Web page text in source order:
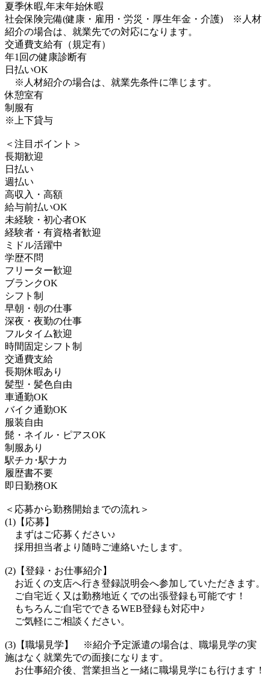
夏季休暇,年末年始休暇
社会保険完備(健康・雇用・労災・厚生年金・介護) ※人材
紹介の場合は、就業先での対応になります。
交通費支給有（規定有）
年1回の健康診断有
日払いOK
※人材紹介の場合は、就業先条件に準じます。
休憩室有
制服有
※上下貸与
＜注目ポイント＞
長期歓迎
日払い
週払い
高収入・高額
給与前払いOK
未経験・初心者OK
経験者・有資格者歓迎
ミドル活躍中
学歴不問
フリーター歓迎
ブランクOK
シフト制
早朝・朝の仕事
深夜・夜勤の仕事
フルタイム歓迎
時間固定シフト制
交通費支給
長期休暇あり
髪型・髪色自由
車通勤OK
バイク通勤OK
服装自由
髭・ネイル・ピアスOK
制服あり
駅チカ･駅ナカ
履歴書不要
即日勤務OK
＜応募から勤務開始までの流れ＞
(1)【応募】
まずはご応募ください♪
採用担当者より随時ご連絡いたします。
(2)【登録・お仕事紹介】
お近くの支店へ行き登録説明会へ参加していただきます。
ご自宅近く又は勤務地近くでの出張登録も可能です！
もちろんご自宅でできるWEB登録も対応中♪
ご気軽にご相談ください。
(3)【職場見学】 ※紹介予定派遣の場合は、職場見学の実
施はなく就業先での面接になります。
お仕事紹介後、営業担当と一緒に職場見学にも行けます！